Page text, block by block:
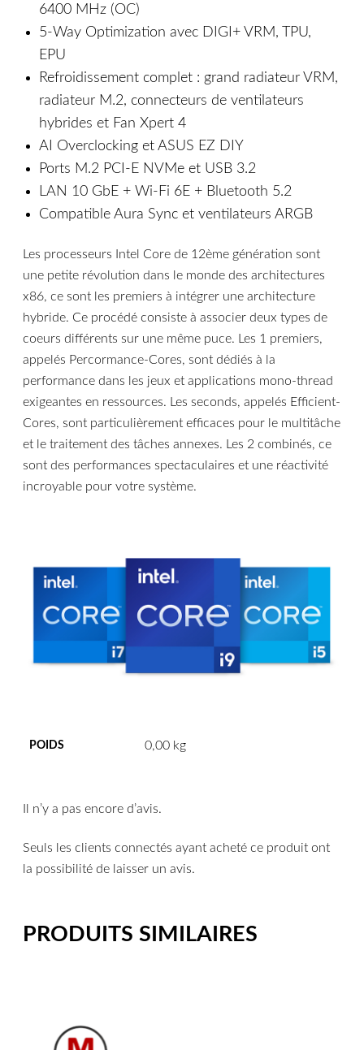
6400 MHz (OC)
5-Way Optimization avec DIGI+ VRM, TPU,
EPU
Refroidissement complet : grand radiateur VRM,
radiateur M.2, connecteurs de ventilateurs
hybrides et Fan Xpert 4
AI Overclocking et ASUS EZ DIY
Ports M.2 PCI-E NVMe et USB 3.2
LAN 10 GbE + Wi-Fi 6E + Bluetooth 5.2
Compatible Aura Sync et ventilateurs ARGB
Les processeurs Intel Core de 12ème génération sont
une petite révolution dans le monde des architectures
x86, ce sont les premiers à intégrer une architecture
hybride. Ce procédé consiste à associer deux types de
coeurs différents sur une même puce. Les 1 premiers,
appelés Percormance-Cores, sont dédiés à la
performance dans les jeux et applications mono-thread
exigeantes en ressources. Les seconds, appelés Efficient-
Cores, sont particulièrement efficaces pour le multitâche
et le traitement des tâches annexes. Les 2 combinés, ce
sont des performances spectaculaires et une réactivité
incroyable pour votre système.
POIDS 0,00 kg
Il n’y a pas encore d’avis.
Seuls les clients connectés ayant acheté ce produit ont
la possibilité de laisser un avis.
PRODUITS SIMILAIRES